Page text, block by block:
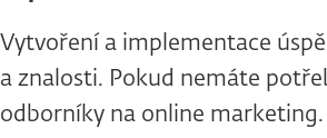
Vytvoření a implementace
a znalosti. Pokud nemáte
odborníky na online